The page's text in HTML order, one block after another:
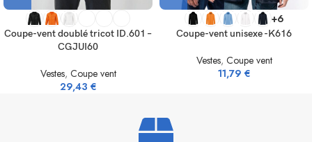
Coupe-vent doublé tricot ID.601 –
CGJUI60
Vestes, Coupe vent
29,43 €
+6
Coupe-vent unisexe -K616
Vestes, Coupe vent
11,79 €